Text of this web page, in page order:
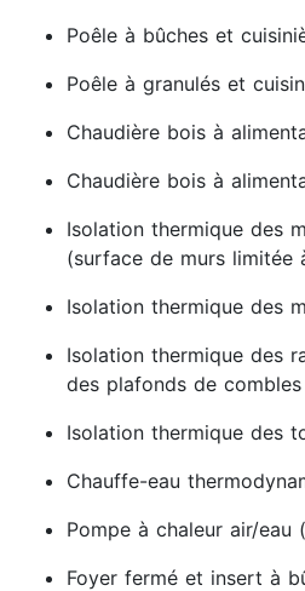
Poêle à bûches et
Poêle à granulés et
Chaudière bois à
Chaudière bois à
Isolation thermique des
(surface de murs limitée
Isolation thermique des
Isolation thermique des
des plafonds de combles
Isolation thermique des
Chauffe-eau
Pompe à chaleur air/eau
Foyer fermé et insert à